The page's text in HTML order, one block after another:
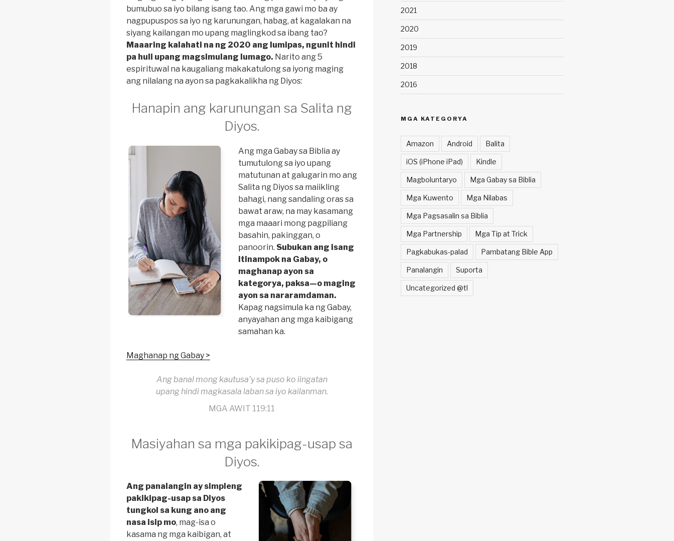
bumubuo sa iyo bilang isang tao. Ang mga gawi mo ba ay
nagpupuspos sa iyo ng karunungan, habag, at kagalakan na
siyang kailangan mo upang maglingkod sa ibang tao?
Maaaring kalahati na ng 2020 ang lumipas, ngunit hindi
pa huli upang magsimulang lumago. Narito ang 5
espirituwal na kaugaliang makakatulong sa iyong maging
ang nilalang na ayon sa pagkakalikha ng Diyos:
Hanapin ang karunungan sa Salita ng
Diyos.
Ang mga Gabay sa Biblia ay
tumutulong sa iyo upang
matutunan at galugarin mo ang
Salita ng Diyos sa maiikling
bahagi, nang sandaling oras sa
bawat araw, na may kasamang
mga maaari mong pagpiliang
basahin, pakinggan, o
panoorin. Subukan ang isang
itinampok na Gabay, o
maghanap ayon sa
kategorya, paksa—o maging
ayon sa nararamdaman.
Kapag nagsimula ka ng Gabay,
anyayahan ang mga kaibigang
samahan ka.
Maghanap ng Gabay >
Ang banal mong kautusa’y sa puso ko iingatan
upang hindi magkasala laban sa iyo kailanman.
MGA AWIT 119:11
Masiyahan sa mga pakikipag-usap sa
Diyos.
Ang panalangin ay simpleng
pakikipag-usap sa Diyos
tungkol sa kung ano ang
nasa isip mo, mag-isa o
kasama ng mga kaibigan, at
2021
2020
2019
2018
2016
MGA KATEGORYA
Amazon Android Balita
iOS (iPhone iPad) Kindle
Magboluntaryo Mga Gabay sa Biblia
Mga Kuwento Mga Nilabas
Mga Pagsasalin sa Biblia
Mga Partnership Mga Tip at Trick
Pagkabukas-palad Pambatang Bible App
Panalangin Suporta
Uncategorized @tl